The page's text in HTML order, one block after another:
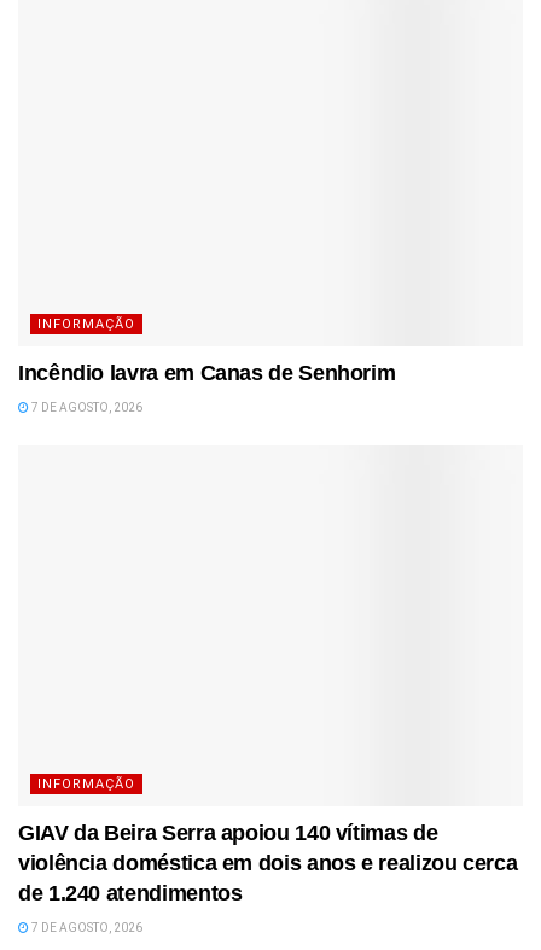
INFORMAÇÃO
Incêndio lavra em Canas de Senhorim
7 DE AGOSTO, 2026
INFORMAÇÃO
GIAV da Beira Serra apoiou 140 vítimas de
violência doméstica em dois anos e realizou cerca
de 1.240 atendimentos
7 DE AGOSTO, 2026